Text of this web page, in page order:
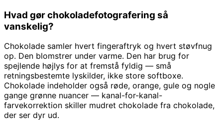
Hvad gør chokoladefotografering så
vanskelig?
Chokolade samler hvert fingeraftryk og hvert støvfnug
op. Den blomstrer under varme. Den har brug for
spejlende højlys for at fremstå fyldig — små
retningsbestemte lyskilder, ikke store softboxe.
Chokolade indeholder også røde, orange, gule og nogle
gange grønne nuancer — kanal-for-kanal-
farvekorrektion skiller mudret chokolade fra chokolade,
der ser dyr ud.